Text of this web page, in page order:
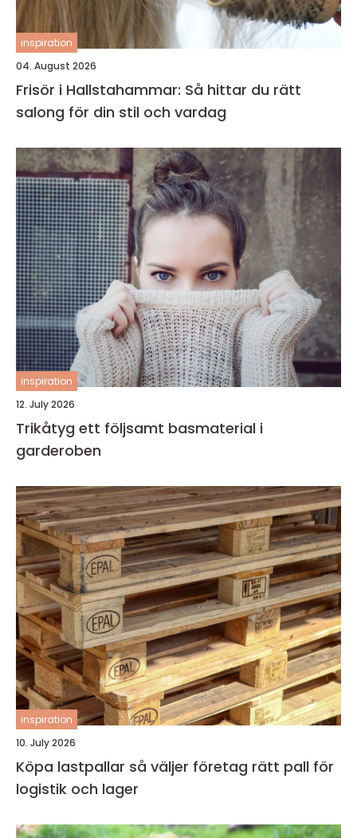
inspiration
04. August 2026
Frisör i Hallstahammar: Så hittar du rätt
salong för din stil och vardag
inspiration
12. July 2026
Trikåtyg ett följsamt basmaterial i
garderoben
inspiration
10. July 2026
Köpa lastpallar så väljer företag rätt pall för
logistik och lager